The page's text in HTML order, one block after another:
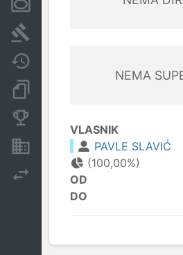
Nekretnine i imovina
NEMA
VLASNIK
PAVLE SLAVIĆ
(100,00%)
OD
DO